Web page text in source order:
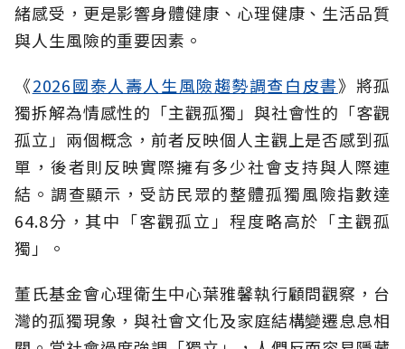
緒感受，更是影響身體健康、心理健康、生活品質
與人生風險的重要因素。
《2026國泰人壽人生風險趨勢調查白皮書》將孤
獨拆解為情感性的「主觀孤獨」與社會性的「客觀
孤立」兩個概念，前者反映個人主觀上是否感到孤
單，後者則反映實際擁有多少社會支持與人際連
結。調查顯示，受訪民眾的整體孤獨風險指數達
64.8分，其中「客觀孤立」程度略高於「主觀孤
獨」。
董氏基金會心理衛生中心葉雅馨執行顧問觀察，台
灣的孤獨現象，與社會文化及家庭結構變遷息息相